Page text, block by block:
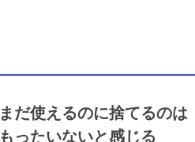
まだ使えるのに捨てるのは
もったいないと感じる